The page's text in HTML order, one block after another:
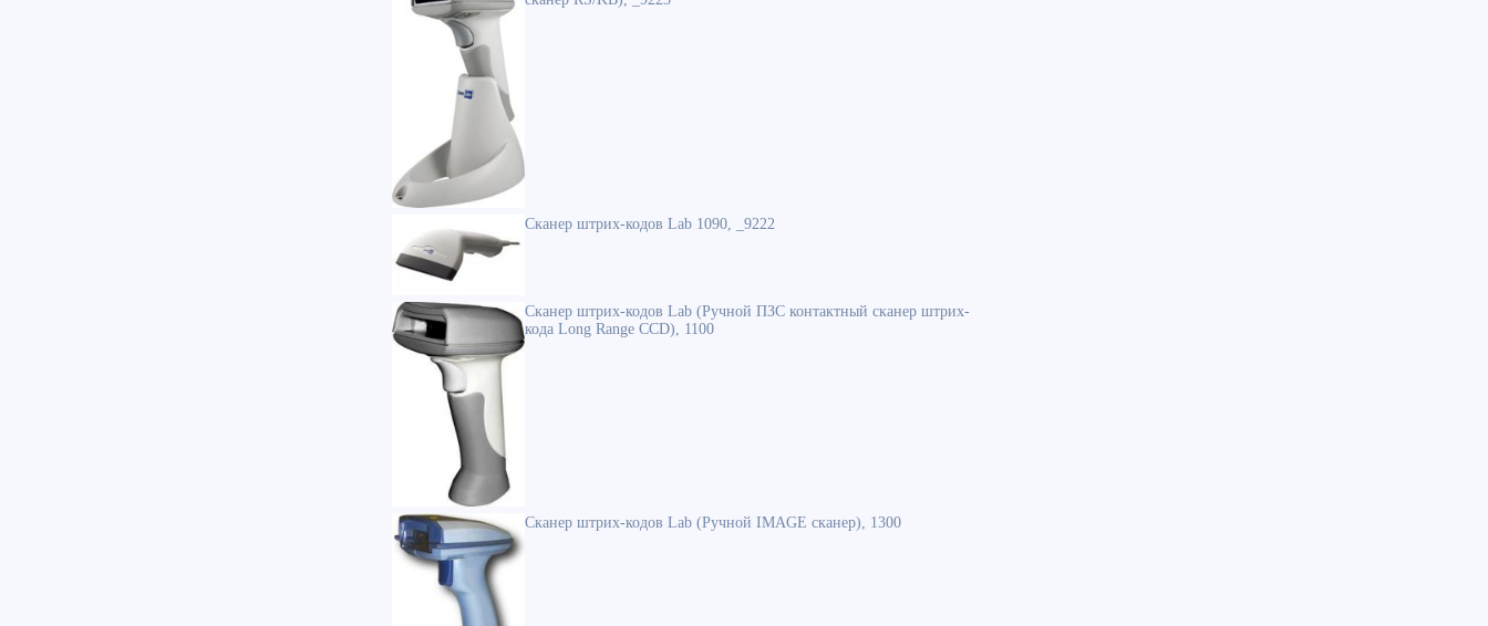
Сканер штрих-кодов Lab 1090, _9222
Сканер штрих-кодов Lab (Ручной ПЗС контактный сканер штрих-
кода Long Range CCD), 1100
Сканер штрих-кодов Lab (Ручной IMAGE сканер), 1300